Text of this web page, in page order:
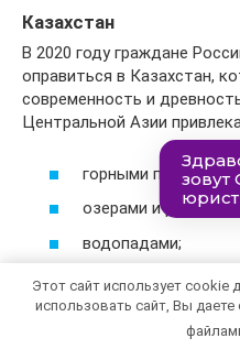
Казахстан
В 2020 году граждане
оправиться в Казахстан,
современность и
Центральной Азии
горными пейзажами;
озерами и реками;
водопадами;
современной
едой;
горным туризмом и
Этот сайт использует cookie
использовать сайт, Вы даете